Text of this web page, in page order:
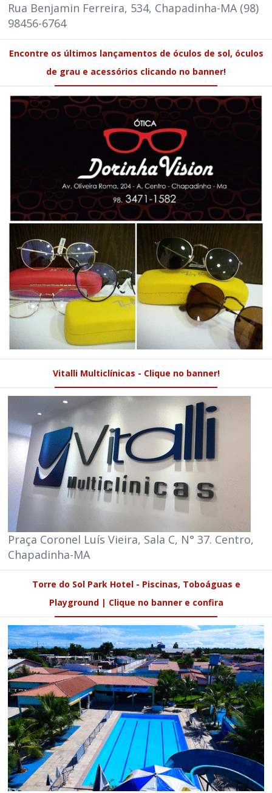
Rua Benjamin Ferreira, 534, Chapadinha-MA (98)
98456-6764
Encontre os últimos lançamentos de óculos de sol, óculos
de grau e acessórios clicando no banner!
Vitalli Multiclínicas - Clique no banner!
Praça Coronel Luís Vieira, Sala C, N° 37. Centro,
Chapadinha-MA
Torre do Sol Park Hotel - Piscinas, Toboáguas e
Playground | Clique no banner e confira